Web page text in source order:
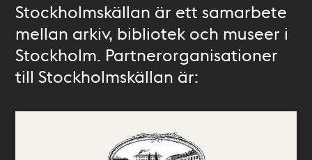
Stockholmskällan är ett samarbete
mellan arkiv, bibliotek och museer i
Stockholm. Partnerorganisationer
till Stockholmskällan är: